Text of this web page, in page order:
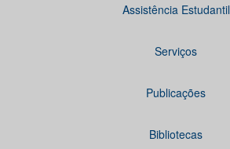
Assistência Estudantil
Serviços
Publicações
Bibliotecas